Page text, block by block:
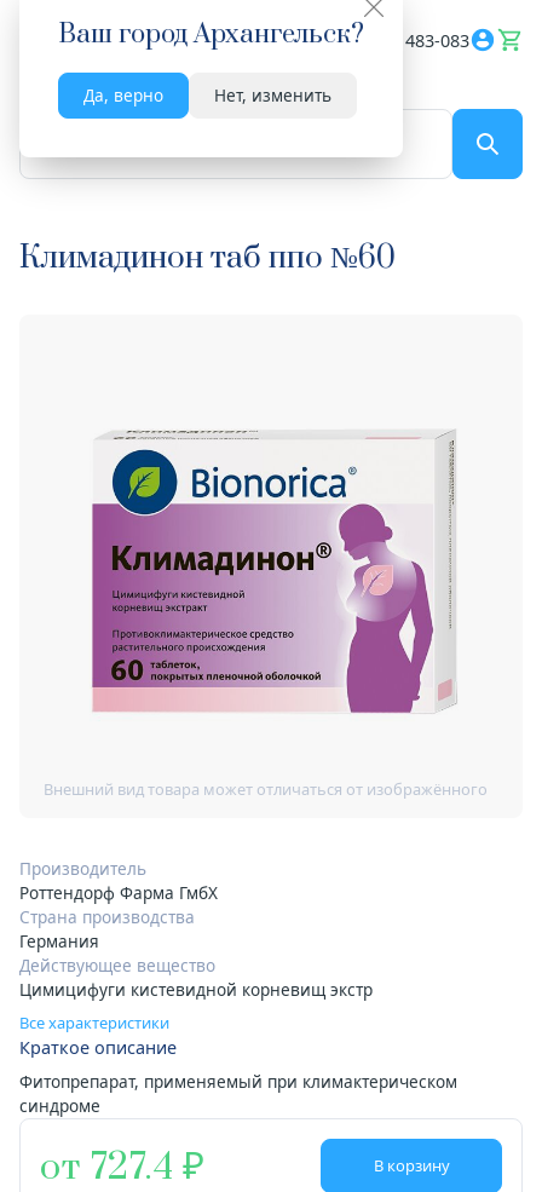
Ваш городАрхангельск?
Да, верно Нет, изменить
Весь сайт 8182 483-083
Климадинон таб ппо №60
Производитель
Роттендорф Фарма ГмбХ
Страна производства
Германия
Действующее вещество
Цимицифуги кистевидной корневищ экстр
Все характеристики
Краткое описание
Фитопрепарат, применяемый при климактерическом
синдроме
от 727.4 В корзину